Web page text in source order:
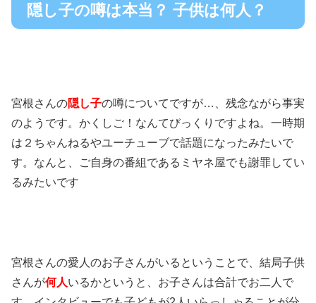
隠し子の噂は本当？ 子供は何人？
宮根さんの隠し子の噂についてですが…
、残念ながら事実
のようです。かくしご！なんてびっくりですよね。一時期
は２ちゃんねるやユーチューブで話題になったみたいで
す。なんと、ご自身の番組であるミヤネ屋でも謝罪してい
るみたいです
宮根さんの愛人のお子さんがいるということで、結局子供
さんが何人いるかというと、お子さんは合計でお二人で